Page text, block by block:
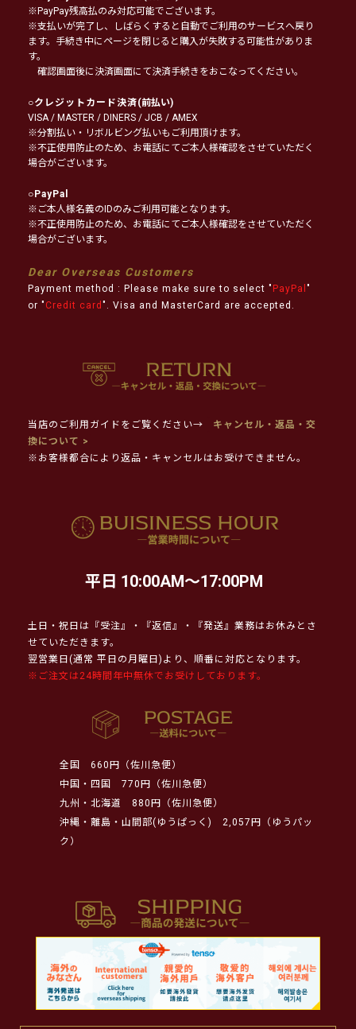
※PayPay残高払のみ対応可能でございます。
※支払いが完了し、しばらくすると自動でご利用のサービスへ戻り
ます。手続き中にページを閉じると購入が失敗する可能性がありま
す。
確認画面後に決済画面にて決済手続きをおこなってください。
○クレジットカード決済(前払い)
VISA / MASTER / DINERS / JCB / AMEX
※分割払い・リボルビング払いもご利用頂けます。
※不正使用防止のため、お電話にてご本人様確認をさせていただく
場合がございます。
○PayPal
※ご本人様名義のIDのみご利用可能となります。
※不正使用防止のため、お電話にてご本人様確認をさせていただく
場合がございます。
Dear Overseas Customers
Payment method : Please make sure to select " PayPal "
or " Credit card ". Visa and MasterCard are accepted.
当店のご利用ガイドをご覧ください→
キャンセル・返品・交
換について >
※お客様都合により返品・キャンセルはお受けできません。
平日 10:00AM～17:00PM
土日・祝日は『受注』・『返信』・『発送』業務はお休みとさ
せていただきます。
翌営業日(通常 平日の月曜日)より、順番に対応となります。
※ご注文は24時間年中無休でお受けしております。
全国
660円（佐川急便）
中国・四国
770円（佐川急便）
九州・北海道
880円（佐川急便）
沖縄・離島・山間部(ゆうぱっく)
2,057円（ゆうパッ
ク）